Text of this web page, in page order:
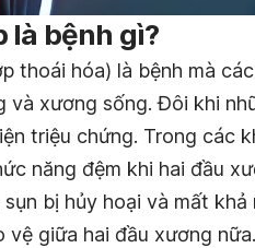
là bệnh gì?
thoái hóa) là bệnh mà
và xương sống. Đôi khi
triệu chứng. Trong các
năng đệm khi hai đầu
bị hủy hoại và mất
giữa hai đầu xương